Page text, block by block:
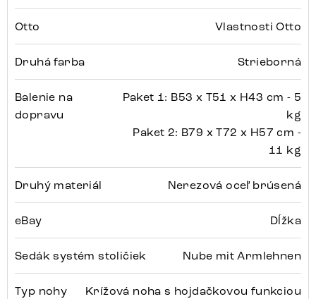
Otto Vlastnosti Otto
Druhá farba Strieborná
Balenie na
dopravu
Paket 1: B53 x T51 x H43 cm - 5
kg
Paket 2: B79 x T72 x H57 cm -
11 kg
Druhý materiál Nerezová oceľ brúsená
eBay Dĺžka
Sedák systém stoličiek Nube mit Armlehnen
Typ nohy Krížová noha s hojdačkovou funkciou